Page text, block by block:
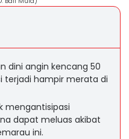
dini angin kencang 50
terjadi hampir merata di
mengantisipasi
dapat meluas akibat
ini.